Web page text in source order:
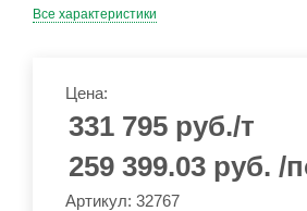
Все характеристики
Цена:
331 795 руб./т
259 399.03 руб. /
Артикул: 32767